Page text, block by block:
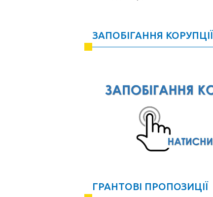
ЗАПОБІГАННЯ КОРУПЦІЇ
ГРАНТОВІ ПРОПОЗИЦІЇ